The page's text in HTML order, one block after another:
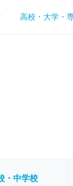
高校・大学・
・中学校